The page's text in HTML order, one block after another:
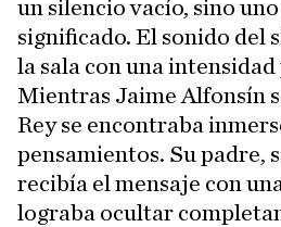
un silencio vacío, sino
significado. El sonido del
la sala con una
Mientras Jaime Alfonsín
Rey se encontraba
pensamientos. Su padre,
recibía el mensaje con
lograba ocultar